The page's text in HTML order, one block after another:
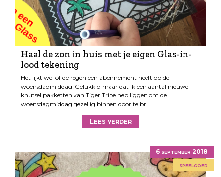
Haal de zon in huis met je eigen Glas-in-
lood tekening
Het lijkt wel of de regen een abonnement heeft op de
woensdagmiddag! Gelukkig maar dat ik een aantal nieuwe
knutsel pakketten van Tiger Tribe heb liggen om de
woensdagmiddag gezellig binnen door te br…
Lees verder
6 september 2018
speelgoed